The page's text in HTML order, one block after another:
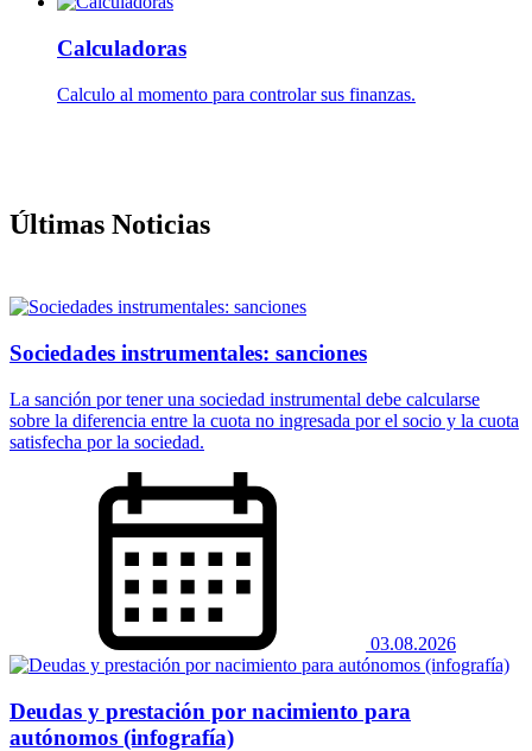
Calculadoras
Calculo al momento para controlar sus finanzas.
Últimas Noticias
Sociedades instrumentales: sanciones
La sanción por tener una sociedad instrumental debe calcularse
sobre la diferencia entre la cuota no ingresada por el socio y la cuota
satisfecha por la sociedad.
03.08.2026
Deudas y prestación por nacimiento para
autónomos (infografía)